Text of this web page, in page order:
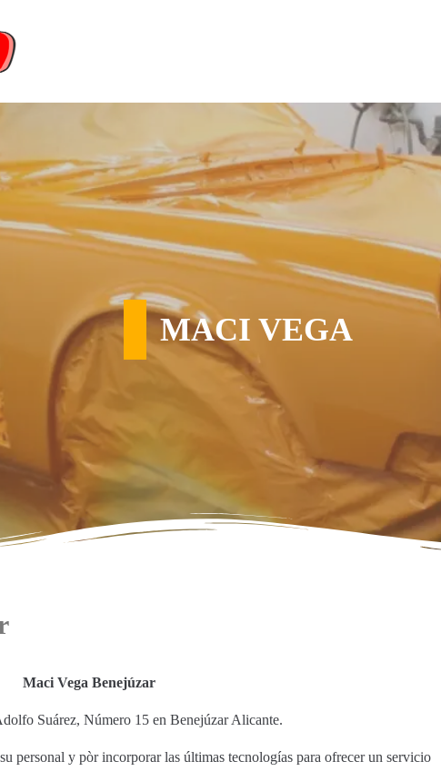
MACI VEGA
Maci Vega Benejúzar
Suárez, Número 15 en Benejúzar Alicante.
personal y pòr incorporar las últimas tecnologías para ofrecer un servicio